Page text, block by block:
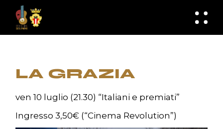
content
LA GRAZIA
ven 10 luglio (21.30) “Italiani e premiati”
Ingresso 3,50€ (“Cinema Revolution”)